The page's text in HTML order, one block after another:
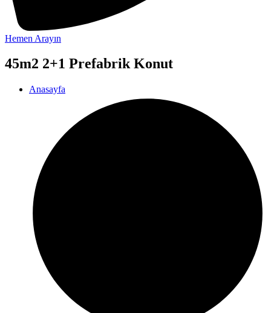
Hemen Arayın
45m2 2+1 Prefabrik Konut
Anasayfa